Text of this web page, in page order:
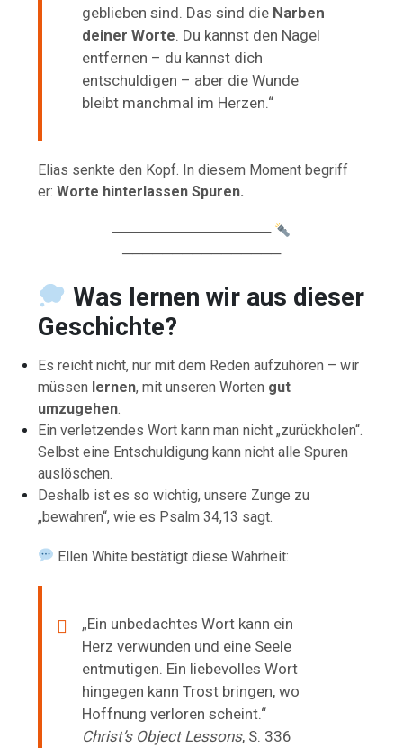
geblieben sind. Das sind die Narben
deiner Worte. Du kannst den Nagel
entfernen – du kannst dich
entschuldigen – aber die Wunde
bleibt manchmal im Herzen.“
Elias senkte den Kopf. In diesem Moment begriff
er:Worte hinterlassen Spuren.
────────────────
────────────────
Was lernen wir aus dieser
Geschichte?
Es reicht nicht, nur mit dem Reden aufzuhören – wir
müssen lernen, mit unseren Worten gut
umzugehen.
Ein verletzendes Wort kann man nicht „zurückholen“.
Selbst eine Entschuldigung kann nicht alle Spuren
auslöschen.
Deshalb ist es so wichtig, unsere Zunge zu
„bewahren“, wie es Psalm 34,13 sagt.
Ellen White bestätigt diese Wahrheit:
„Ein unbedachtes Wort kann ein
Herz verwunden und eine Seele
entmutigen. Ein liebevolles Wort
hingegen kann Trost bringen, wo
Hoffnung verloren scheint.“
Christ’s Object Lessons, S. 336